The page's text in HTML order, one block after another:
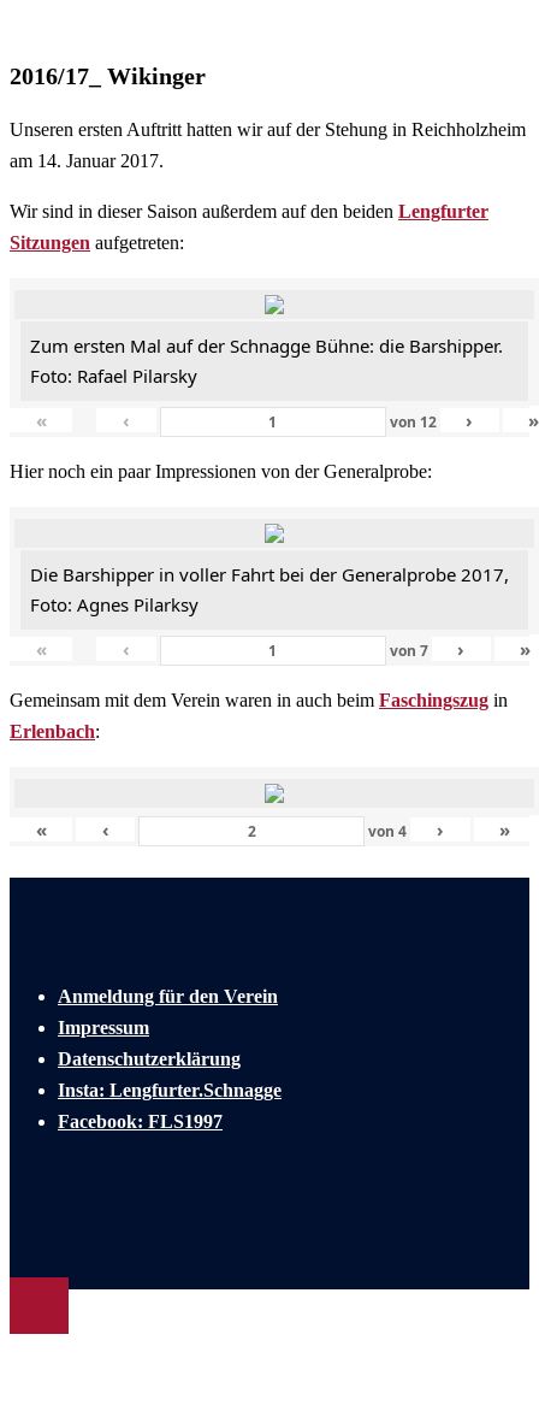
2016/17_ Wikinger
Unseren ersten Auftritt hatten wir auf der Stehung in Reichholzheim
am 14. Januar 2017.
Wir sind in dieser Saison außerdem auf den beiden Lengfurter
Sitzungen aufgetreten:
Zum ersten Mal auf der Schnagge Bühne: die Barshipper.
Foto: Rafael Pilarsky
«
‹ von 12 › »
Hier noch ein paar Impressionen von der Generalprobe:
Die Barshipper in voller Fahrt bei der Generalprobe 2017,
Foto: Agnes Pilarksy
«
‹ von 7 › »
Gemeinsam mit dem Verein waren in auch beim Faschingszug in
Erlenbach:
« ‹ von4 › »
Anmeldung für den Verein
Impressum
Datenschutzerklärung
Insta: Lengfurter.Schnagge
Facebook: FLS1997